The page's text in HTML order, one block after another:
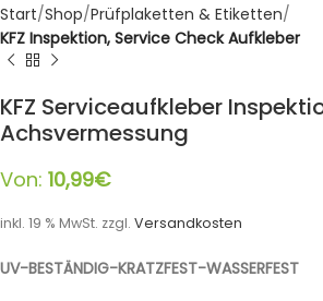
Start Shop Prüfplaketten & Etiketten
KFZ Inspektion, Service Check Aufkleber
KFZ Serviceaufkleber
Achsvermessung
Von: 10,99€
inkl. 19 % MwSt. zzgl. Versandkosten
UV-BESTÄNDIG-KRATZFEST-WASSERFEST